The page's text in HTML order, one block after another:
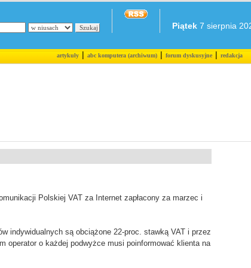
Piątek 7 sierpnia
artykuły|abc komputera (archiwum)|forum dyskusyjne|redakcja
Polskiej VAT za Internet zapłacony za marzec i
indywidualnych są obciążone 22-proc. stawką VAT i przez
operator o każdej podwyżce musi poinformować klienta na